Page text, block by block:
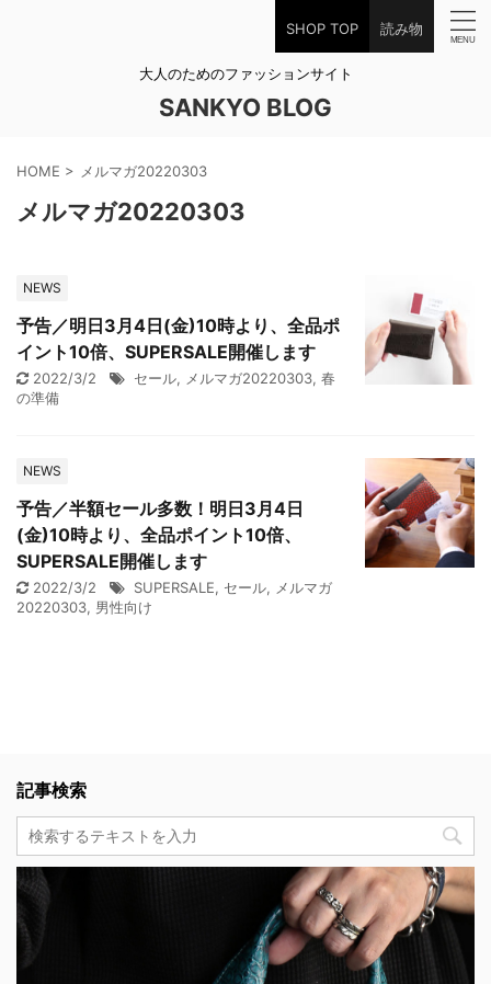
SHOP TOP 読み物
大人のためのファッションサイト
SANKYO BLOG
HOME > メルマガ20220303
メルマガ20220303
NEWS
予告／明日3月4日(金)10時より、全品ポ
イント10倍、SUPERSALE開催します
2022/3/2 セール, メルマガ20220303, 春
の準備
NEWS
予告／半額セール多数！明日3月4日
(金)10時より、全品ポイント10倍、
SUPERSALE開催します
2022/3/2 SUPERSALE, セール, メルマガ
20220303, 男性向け
記事検索